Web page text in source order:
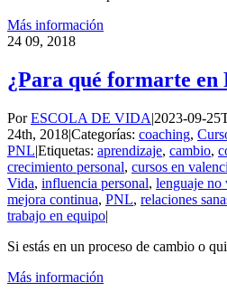
Más información
24 09, 2018
¿Para qué formarte en
PorESCOLA DE VIDA|2023-09-
24th, 2018|Categorías: coaching,
PNL|Etiquetas: aprendizaje, cambio,
crecimiento personal, cursos en
Vida, influencia personal, lenguaje no
mejora continua, PNL, relaciones
trabajo en equipo|
Si estás en un proceso de cambio o
Más información